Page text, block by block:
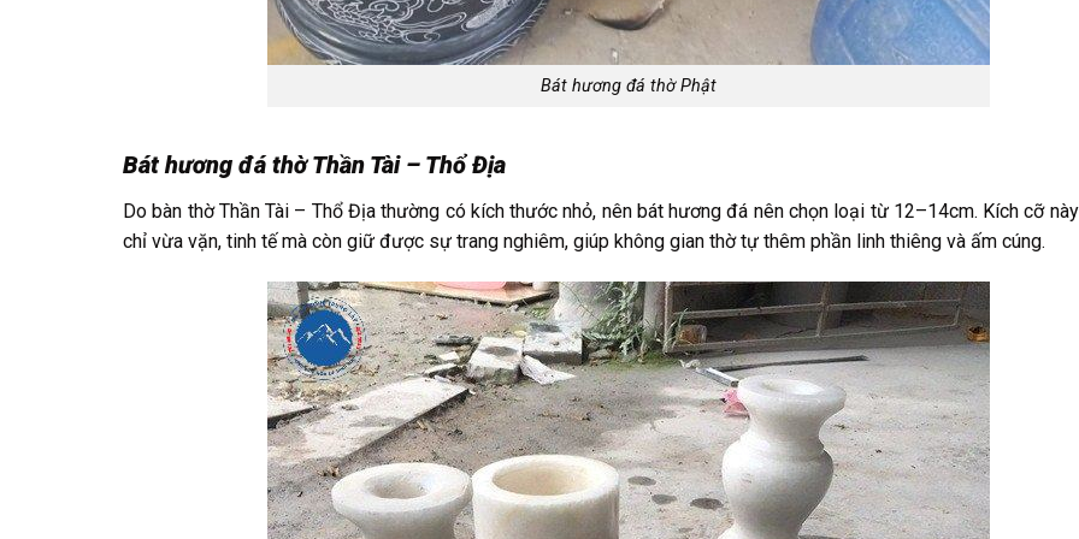
Bát hương đá thờ Phật
Bát hương đá thờ Thần Tài – Thổ Địa
Do bàn thờ Thần Tài – Thổ Địa thường có kích thước nhỏ, nên bát hương đá nên chọn loại từ 12–14cm. Kích cỡ
chỉ vừa vặn, tinh tế mà còn giữ được sự trang nghiêm, giúp không gian thờ tự thêm phần linh thiêng và ấm cúng.